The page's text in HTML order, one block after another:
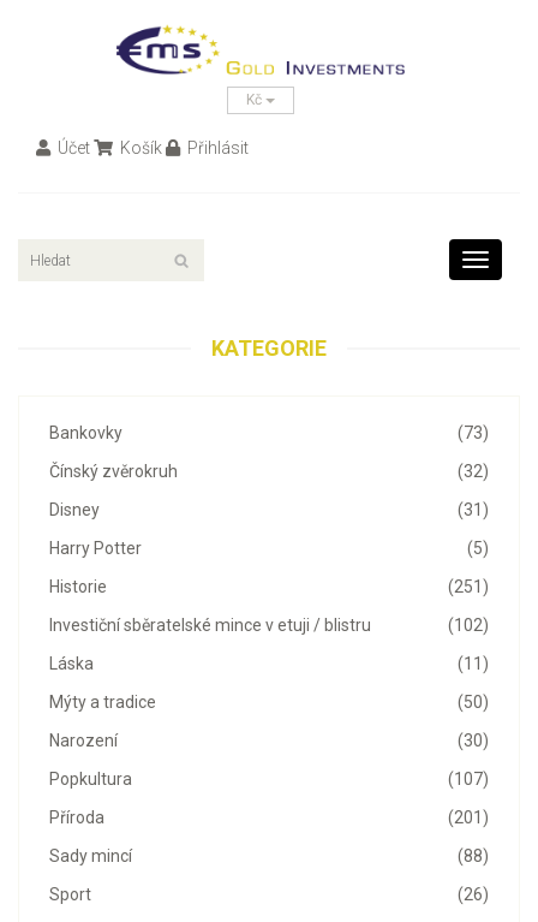
Kč
Účet Košík Přihlásit
Toggle
KATEGORIE
(73)
Bankovky
(32)
Čínský zvěrokruh
(31)
Disney
(5)
Harry Potter
(251)
Historie
(102)
Investiční sběratelské mince v etuji / blistru
(11)
Láska
(50)
Mýty a tradice
(30)
Narození
(107)
Popkultura
(201)
Příroda
(88)
Sady mincí
(26)
Sport